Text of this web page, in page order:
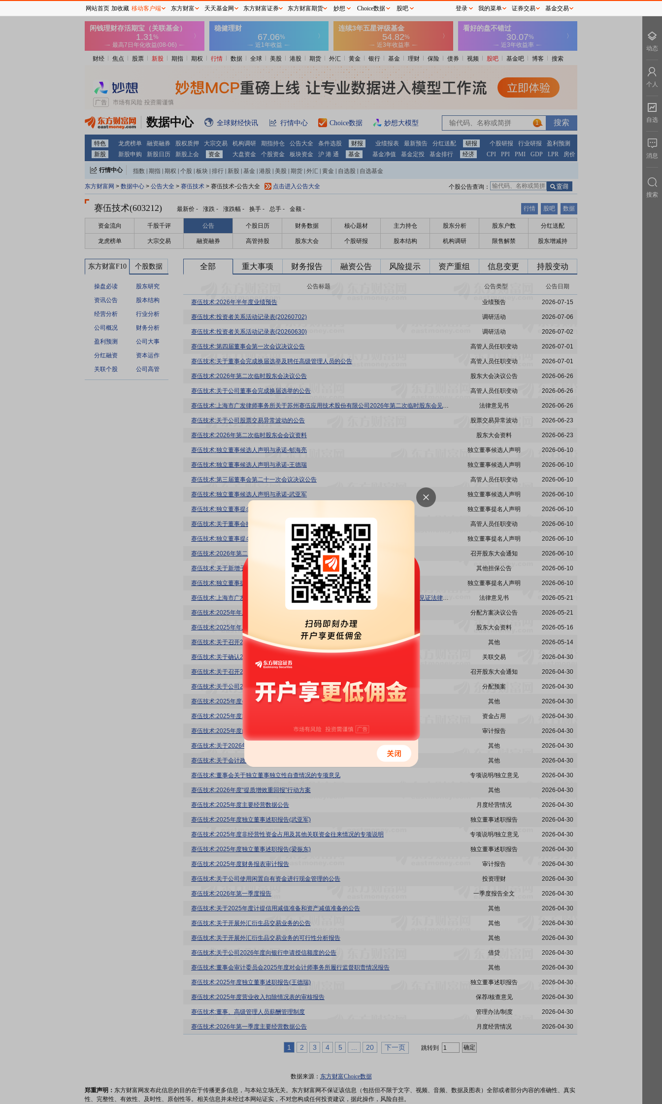
财经 焦点 股票 新股 期指 期权 行情 数据 全球 美股 港股 期货 外汇 黄金 银行 基金 理财 保险 债券 视频 股吧 基金吧 博客 搜索
数据中心 全球财经快讯 行情中心 Choice数据 妙想大模型 1
特色 龙虎榜单 融资融券 股权质押 大宗交易 机构调研 期指持仓 公告大全 条件选股 财报 业绩报表 最新预告 分红送配 研报 个股研报 行业研报
盈利预测
新股
新股申购 新股日历 新股上会 资金 大盘资金 个股资金 板块资金 沪 港 通 基金 基金净值 基金定投 基金排行 经济 CPI PPI PMI GDP LPR 房价
行情中心 指数 期指 期权 个股 板块 排行 新股 基金 港股 美股 期货 外汇 黄金 自选股 自选基金
东方财富网 > 数据中心 > 公告大全 > 赛伍技术 > 赛伍技术-公告大全 点击进入公告大全 个股公告查询：
赛伍技术(603212) 最新价 - 涨跌 - 涨跌幅 - 换手 - 总手 - 金额 - 行情 股吧 数据
资金流向 千股千评 公告 个股日历 财务数据 核心题材 主力持仓 股东分析 股东户数 分红送配
龙虎榜单 大宗交易 融资融券 高管持股 股东大会 个股研报 股本结构 机构调研 限售解禁 股东增减持
东方财富F10 个股数据
操盘必读
股东研究
资讯公告
股本结构
经营分析
行业分析
公司概况
财务分析
盈利预测
公司大事
分红融资
资本运作
关联个股
公司高管
全部 重大事项 财务报告 融资公告 风险提示 资产重组 信息变更 持股变动
公告标题 公告类型 公告日期
赛伍技术:2026年半年度业绩预告 业绩预告 2026-07-15
赛伍技术:投资者关系活动记录表(20260702) 调研活动 2026-07-06
赛伍技术:投资者关系活动记录表(20260630) 调研活动 2026-07-02
赛伍技术:第四届董事会第一次会议决议公告 高管人员任职变动 2026-07-01
赛伍技术:关于董事会完成换届选举及聘任高级管理人员的公告 高管人员任职变动 2026-07-01
赛伍技术:2026年第二次临时股东会决议公告 股东大会决议公告 2026-06-26
赛伍技术:关于公司董事会完成换届选举的公告 高管人员任职变动 2026-06-26
赛伍技术:上海市广发律师事务所关于苏州赛伍应用技术股份有限公司2026年第二次临时股东会见证法律意见书 法律意见书 2026-06-26
赛伍技术:关于公司股票交易异常波动的公告 股票交易异常波动 2026-06-23
赛伍技术:2026年第二次临时股东会会议资料 股东大会资料 2026-06-23
赛伍技术:独立董事候选人声明与承诺-郇海亮 独立董事候选人声明 2026-06-10
赛伍技术:独立董事候选人声明与承诺-王德瑞 独立董事候选人声明 2026-06-10
赛伍技术:第三届董事会第二十一次会议决议公告 高管人员任职变动 2026-06-10
赛伍技术:独立董事候选人声明与承诺-武亚军 独立董事候选人声明 2026-06-10
赛伍技术:独立董事提名人声明与承诺-郇海亮 独立董事提名人声明 2026-06-10
赛伍技术:关于董事会换届选举的公告 高管人员任职变动 2026-06-10
赛伍技术:独立董事提名人声明与承诺-王德瑞 独立董事提名人声明 2026-06-10
赛伍技术:2026年第二次临时股东会通知 召开股东大会通知 2026-06-10
赛伍技术:关于新增子公司间担保额度预计的公告 其他担保公告 2026-06-10
赛伍技术:独立董事提名人声明与承诺-武亚军 独立董事提名人声明 2026-06-10
赛伍技术:上海市广发律师事务所关于苏州赛伍应用技术股份有限公司2025年年度股东会见证法律意见书 法律意见书 2026-05-21
赛伍技术:2025年年度股东会决议公告 分配方案决议公告 2026-05-21
赛伍技术:2025年年度股东会会议资料 股东大会资料 2026-05-16
赛伍技术:关于召开2025年度暨2026年第一季度业绩说明会的公告 其他 2026-05-14
赛伍技术:关于确认2025年度日常关联交易及预计2026年度日常关联交易的公告 关联交易 2026-04-30
赛伍技术:关于召开2025年年度股东会通知的公告 召开股东大会通知 2026-04-30
赛伍技术:关于公司2025年度拟不进行利润分配的公告 分配预案 2026-04-30
赛伍技术:2025年度会计师事务所履职情况评估报告 其他 2026-04-30
赛伍技术:2025年度非经营性资金占用及其他关联资金往来情况 资金占用 2026-04-30
赛伍技术:2025年度内部控制审计报告 审计报告 2026-04-30
赛伍技术:关于2026年度董事及高级管理人员薪酬方案的公告 其他 2026-04-30
赛伍技术:关于会计政策变更的公告 其他 2026-04-30
赛伍技术:董事会关于独立董事独立性自查情况的专项意见 专项说明/独立意见 2026-04-30
赛伍技术:2026年度“提质增效重回报”行动方案 其他 2026-04-30
赛伍技术:2025年度主要经营数据公告 月度经营情况 2026-04-30
赛伍技术:2025年度独立董事述职报告(武亚军) 独立董事述职报告 2026-04-30
赛伍技术:2025年度非经营性资金占用及其他关联资金往来情况的专项说明 专项说明/独立意见 2026-04-30
赛伍技术:2025年度独立董事述职报告(梁振东) 独立董事述职报告 2026-04-30
赛伍技术:2025年度财务报表审计报告 审计报告 2026-04-30
赛伍技术:关于公司使用闲置自有资金进行现金管理的公告 投资理财 2026-04-30
赛伍技术:2026年第一季度报告 一季度报告全文 2026-04-30
赛伍技术:关于2025年度计提信用减值准备和资产减值准备的公告 其他 2026-04-30
赛伍技术:关于开展外汇衍生品交易业务的公告 其他 2026-04-30
赛伍技术:关于开展外汇衍生品交易业务的可行性分析报告 其他 2026-04-30
赛伍技术:关于公司2026年度向银行申请授信额度的公告 借贷 2026-04-30
赛伍技术:董事会审计委员会2025年度对会计师事务所履行监督职责情况报告 其他 2026-04-30
赛伍技术:2025年度独立董事述职报告(王德瑞) 独立董事述职报告 2026-04-30
赛伍技术:2025年度营业收入扣除情况表的审核报告 保荐/核查意见 2026-04-30
赛伍技术:董事、高级管理人员薪酬管理制度 管理办法/制度 2026-04-30
赛伍技术:2026年第一季度主要经营数据公告 月度经营情况 2026-04-30
1 2 3 4 5 20 下一页 跳转到
数据来源： 东方财富Choice数据
郑重声明： 东方财富网发布此信息的目的在于传播更多信息，与本站立场无关。东方财富网不保证该信息（包括但不限于文字、视频、音频、数据及图表）全部或者部分内容的准确性、真实
性、完整性、有效性、及时性、原创性等。相关信息并未经过本网站证实，不对您构成任何投资建议，据此操作，风险自担。
网站首页 加收藏 移动客户端 东方财富 天天基金网 东方财富证券 东方财富期货 妙想 Choice数据 股吧 登录 我的菜单 证券交易 基金交易
动态
个人
自选
消息
搜索